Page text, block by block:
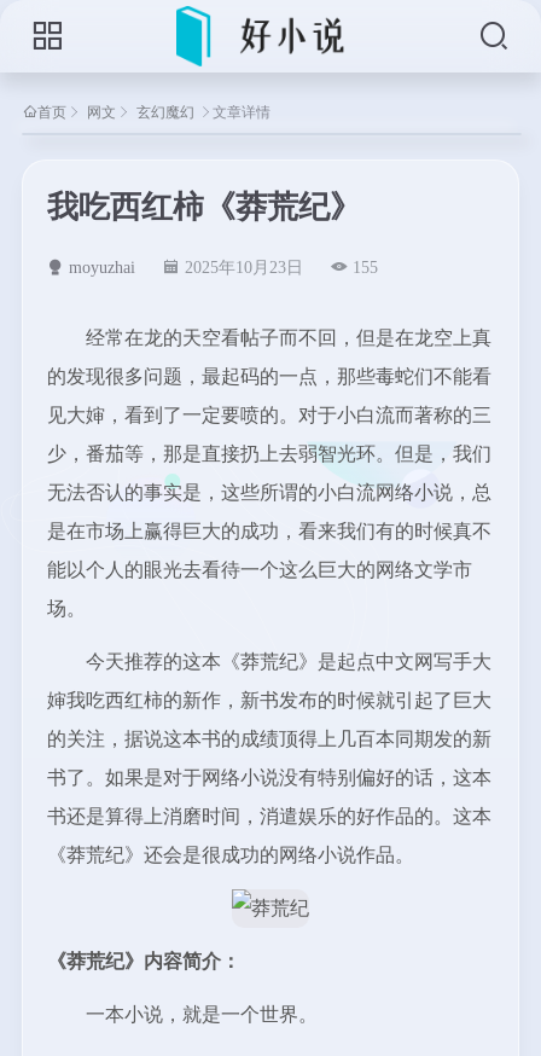
首页 网文 玄幻魔幻 文章详情
我吃西红柿《莽荒纪》
moyuzhai 2025年10月23日 155
经常在龙的天空看帖子而不回，但是在龙空上真
的发现很多问题，最起码的一点，那些毒蛇们不能看
见大婶，看到了一定要喷的。对于小白流而著称的三
少，番茄等，那是直接扔上去弱智光环。但是，我们
无法否认的事实是，这些所谓的小白流网络小说，总
是在市场上赢得巨大的成功，看来我们有的时候真不
能以个人的眼光去看待一个这么巨大的网络文学市
场。
今天推荐的这本《莽荒纪》是起点中文网写手大
婶我吃西红柿的新作，新书发布的时候就引起了巨大
的关注，据说这本书的成绩顶得上几百本同期发的新
书了。如果是对于网络小说没有特别偏好的话，这本
书还是算得上消磨时间，消遣娱乐的好作品的。这本
《莽荒纪》还会是很成功的网络小说作品。
《莽荒纪》内容简介：
一本小说，就是一个世界。